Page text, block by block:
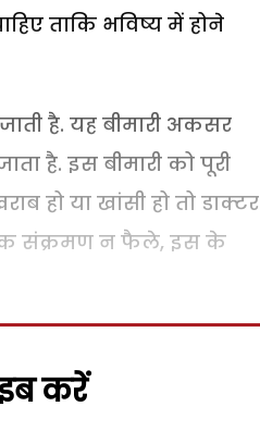
ताकि भविष्य में होने
है. यह बीमारी अकसर
है. इस बीमारी को पूरी
हो या खांसी हो तो डाक्टर
तक संक्रमण न फैले, इस के
करें